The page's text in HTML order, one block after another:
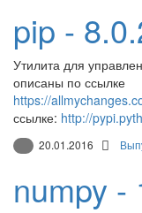
pip -
Утилита для
описаны по ссылке
https://
ссылке: http://
20.01.2016
numpy -